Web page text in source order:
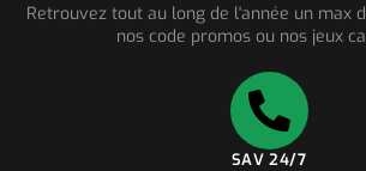
Retrouvez tout au long de l'année un max
nos code promos ou nos jeux
SAV 24/7